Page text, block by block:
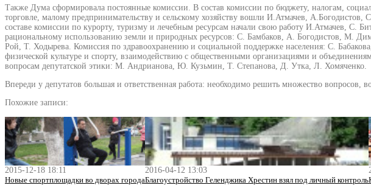
Также Дума сформировала постоянные комиссии. В состав комиссии по бюджету, налогам,
торговле, малому предпринимательству и сельскому хозяйству вошли И.Атмачев,
составе комиссии по курорту, туризму и лечебным ресурсам начали свою работу И.Атмачев,
рациональному использованию земли и природных ресурсов: С. Бамбаков, А. Богодистов, М.
Рой, Т. Ходырева. Комиссия по здравоохранению и социальной поддержке населения: С.
физической культуре и спорту, взаимодействию с общественными организациями и
вопросам депутатской этики: М. Андрианова, Ю. Кузьмин, Т. Степанова, Д. Утка, Л. Хомяченко.
Впереди у депутатов большая и ответственная работа: необходимо решить множество
Похожие записи:
2015-12-18 18:11
Новые спортплощадки во дворах города
2016-04-12 13:03
Благоустройство Геленджика Хрестин взял под личный контроль